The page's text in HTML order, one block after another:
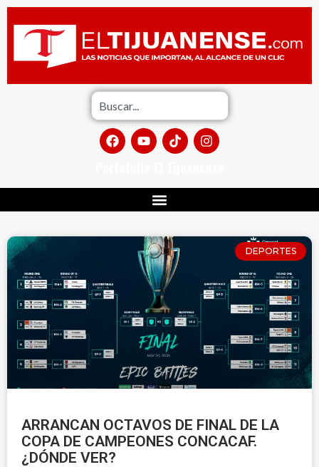
DEPORTES
ARRANCAN OCTAVOS DE FINAL DE LA
COPA DE CAMPEONES CONCACAF.
¿DÓNDE VER?